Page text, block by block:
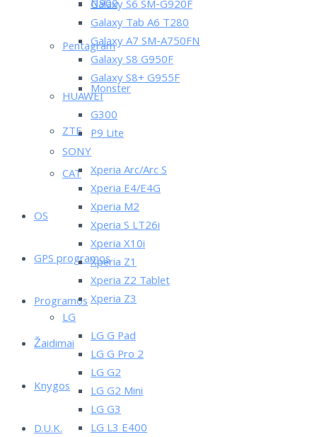
N900
Pentagram
Monster
ZTE
CAT
OS
GPS programos
Programos
Žaidimai
Knygos
D.U.K.
Galaxy S6 SM-G920F
Galaxy Tab A6 T280
Galaxy A7 SM-A750FN
Galaxy S8 G950F
Galaxy S8+ G955F
HUAWEI
G300
P9 Lite
SONY
Xperia Arc/Arc S
Xperia E4/E4G
Xperia M2
Xperia S LT26i
Xperia X10i
Xperia Z1
Xperia Z2 Tablet
Xperia Z3
LG
LG G Pad
LG G Pro 2
LG G2
LG G2 Mini
LG G3
LG L3 E400